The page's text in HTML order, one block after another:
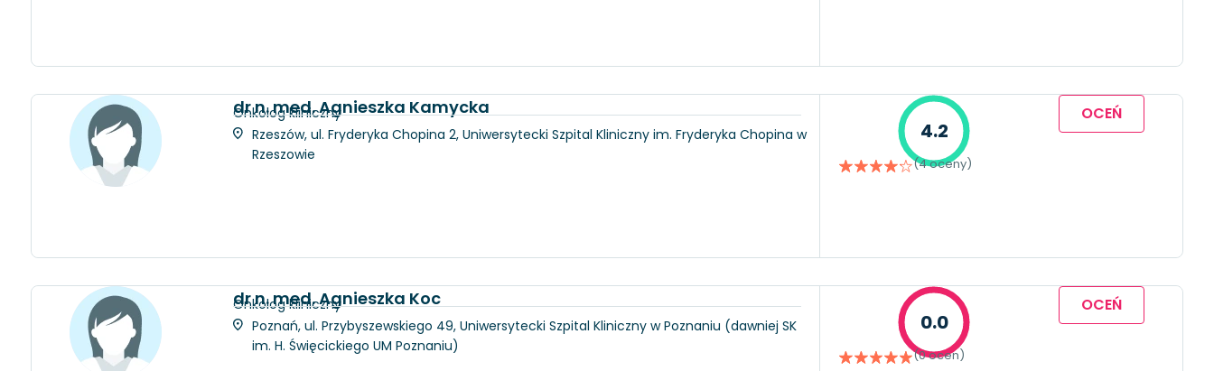
dr n. med. Agnieszka Kamycka
Onkolog kliniczny
Rzeszów, ul. Fryderyka Chopina 2, Uniwersytecki Szpital Kliniczny im. Fryderyka Chopina w
Rzeszowie
4.2
(4 oceny)
OCEŃ
dr n. med. Agnieszka Koc
Onkolog kliniczny
Poznań, ul. Przybyszewskiego 49, Uniwersytecki Szpital Kliniczny w Poznaniu (dawniej SK
im. H. Święcickiego UM Poznaniu)
0.0
(0 ocen)
OCEŃ